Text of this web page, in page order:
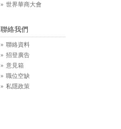
世界華商大會
聯絡我們
聯絡資料
招登廣告
意見箱
職位空缺
私隱政策